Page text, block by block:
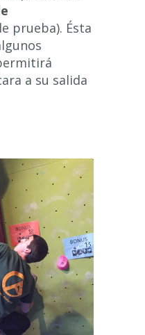
prueba). Ésta
a su salida